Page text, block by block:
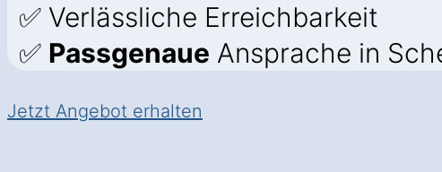
✅ Verlässliche Erreichbarkeit
✅ Passgenaue Ansprache in
Jetzt Angebot erhalten